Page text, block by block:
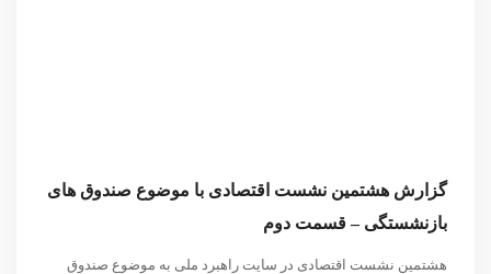
گزارش هشتمین نشست اقتصادی با موضوع صندوق های
بازنشستگی – قسمت دوم
هشتمین نشست اقتصادی در سایت راهبرد ملی به موضوع صندوق